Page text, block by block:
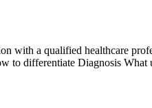
with a qualified healthcare
to differentiate Diagnosis